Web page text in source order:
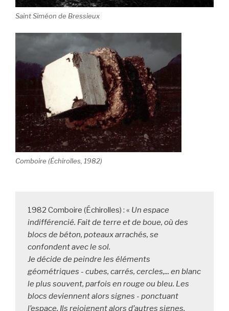
Saint Siméon de Bressieux
Comboire (Échirolles, 1982)
1982 Comboire (Échirolles) : « Un espace
indifférencié. Fait de terre et de boue, où des
blocs de béton, poteaux arrachés, se
confondent avec le sol.
Je décide de peindre les éléments
géométriques - cubes, carrés, cercles,... en blanc
le plus souvent, parfois en rouge ou bleu. Les
blocs deviennent alors signes - ponctuant
l’espace. Ils rejoignent alors d’autres signes,